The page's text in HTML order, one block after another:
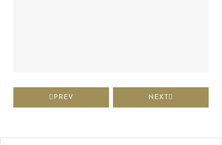
PREV NEXT